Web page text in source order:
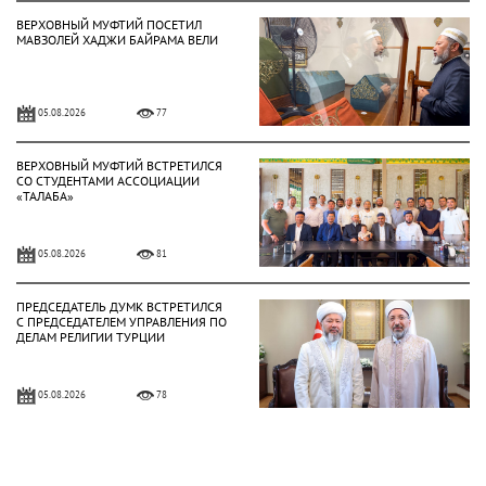
ВЕРХОВНЫЙ МУФТИЙ ПОСЕТИЛ
МАВЗОЛЕЙ ХАДЖИ БАЙРАМА ВЕЛИ
05.08.2026 77
ВЕРХОВНЫЙ МУФТИЙ ВСТРЕТИЛСЯ
СО СТУДЕНТАМИ АССОЦИАЦИИ
«ТАЛАБА»
05.08.2026 81
ПРЕДСЕДАТЕЛЬ ДУМК ВСТРЕТИЛСЯ
С ПРЕДСЕДАТЕЛЕМ УПРАВЛЕНИЯ ПО
ДЕЛАМ РЕЛИГИИ ТУРЦИИ
05.08.2026 78